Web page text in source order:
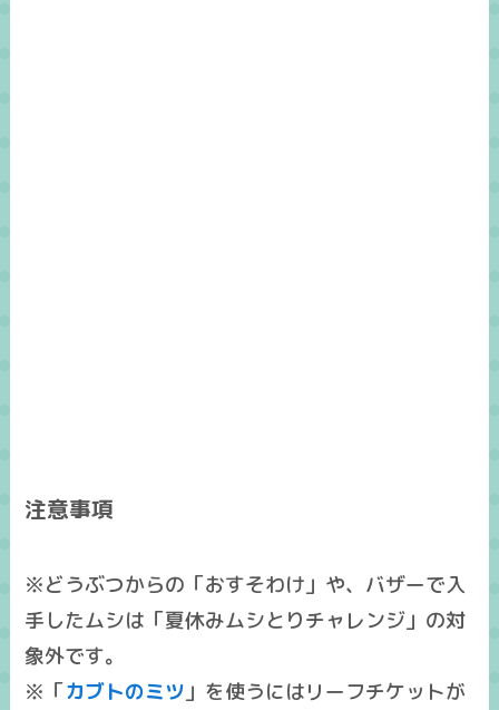
注意事項
※どうぶつからの「おすそわけ」や、バザーで入
手したムシは「夏休みムシとりチャレンジ」の対
象外です。
※「カブトのミツ」を使うにはリーフチケットが